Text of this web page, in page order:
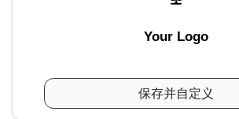
Your Logo
保存并自定义